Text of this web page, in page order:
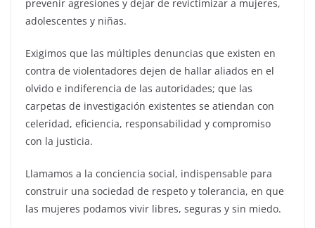
prevenir agresiones y dejar de revictimizar a mujeres,
adolescentes y niñas.
Exigimos que las múltiples denuncias que existen en
contra de violentadores dejen de hallar aliados en el
olvido e indiferencia de las autoridades; que las
carpetas de investigación existentes se atiendan con
celeridad, eficiencia, responsabilidad y compromiso
con la justicia.
Llamamos a la conciencia social, indispensable para
construir una sociedad de respeto y tolerancia, en que
las mujeres podamos vivir libres, seguras y sin miedo.